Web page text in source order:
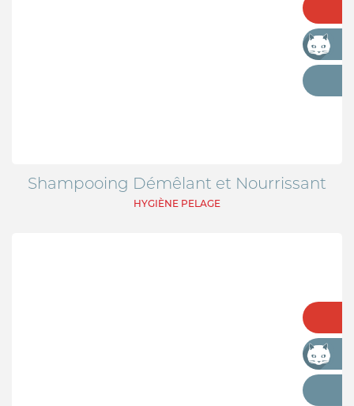
Shampooing Démêlant et Nourrissant
HYGIÈNE PELAGE